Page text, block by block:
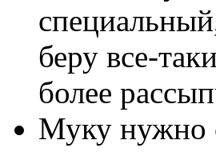
беру все-
более
Муку нужно